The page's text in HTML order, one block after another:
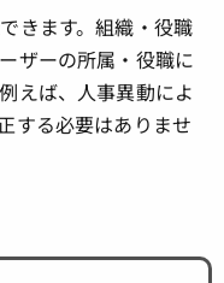
きます。組織・役職
ザーの所属・役職に
えば、人事異動によ
する必要はありませ